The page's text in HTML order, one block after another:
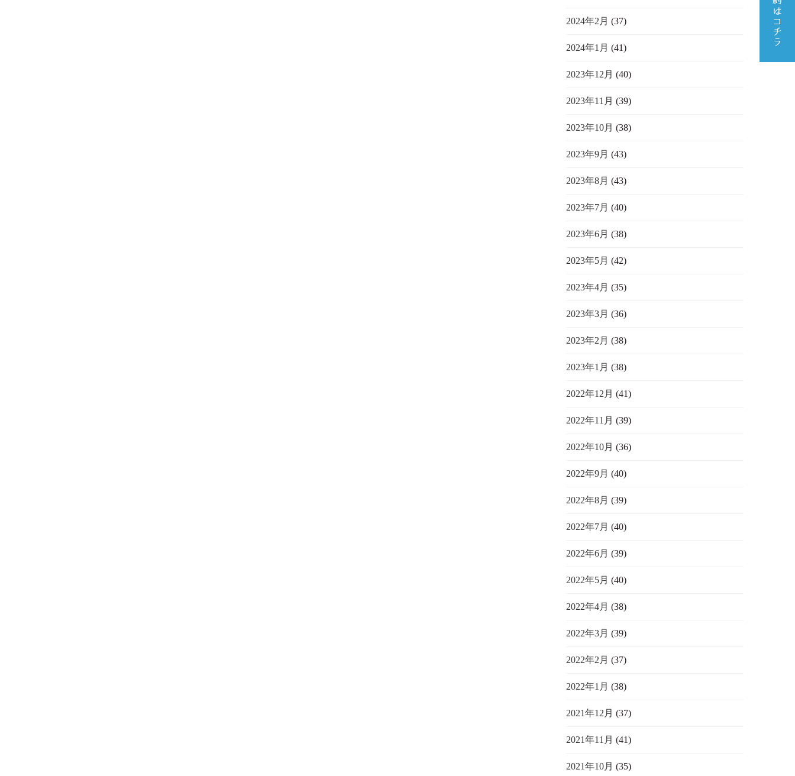
2024年2月 (37)
2024年1月 (41)
2023年12月 (40)
2023年11月 (39)
2023年10月 (38)
2023年9月 (43)
2023年8月 (43)
2023年7月 (40)
2023年6月 (38)
2023年5月 (42)
2023年4月 (35)
2023年3月 (36)
2023年2月 (38)
2023年1月 (38)
2022年12月 (41)
2022年11月 (39)
2022年10月 (36)
2022年9月 (40)
2022年8月 (39)
2022年7月 (40)
2022年6月 (39)
2022年5月 (40)
2022年4月 (38)
2022年3月 (39)
2022年2月 (37)
2022年1月 (38)
2021年12月 (37)
2021年11月 (41)
2021年10月 (35)